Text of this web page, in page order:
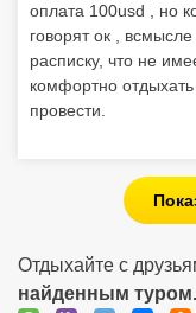
оплата 100usd , но
говорят ок ,
расписку, что не
комфортно
провести.
Отдыхайте с
найденным туром.